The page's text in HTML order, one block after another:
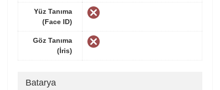
Yüz Tanıma
(Face ID)
Göz Tanıma
(İris)
Batarya